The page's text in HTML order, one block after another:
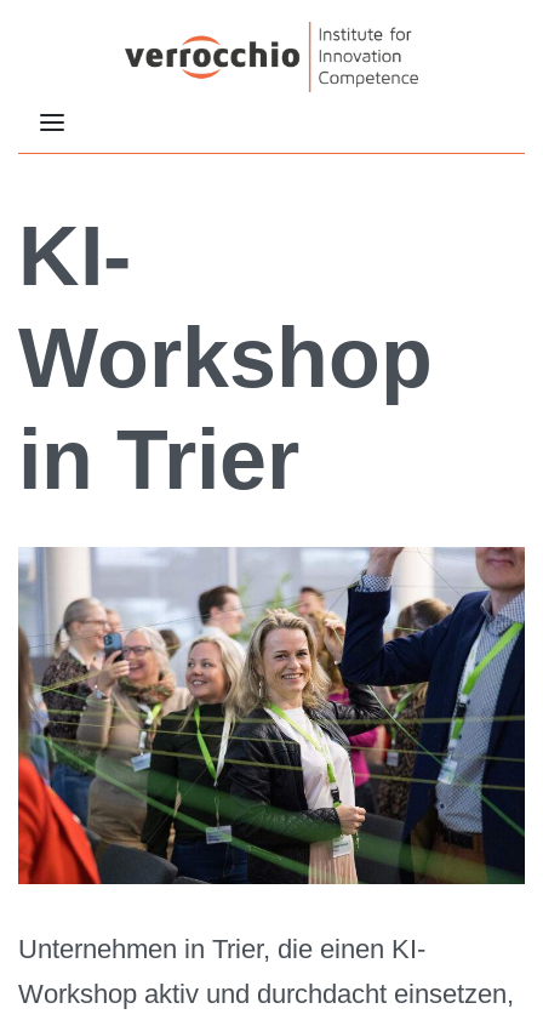
KI-
Workshop
in Trier
Unternehmen in Trier, die einen KI-
Workshop aktiv und durchdacht einsetzen,